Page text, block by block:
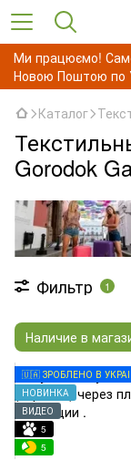
Ми працюємо!
Новою Поштою по
Каталог
Gorodok
Фильтр 1
Наличие в
🇺🇦 ЗРОБЛЕНО В
НОВИНКА
ВИДЕО
5
5